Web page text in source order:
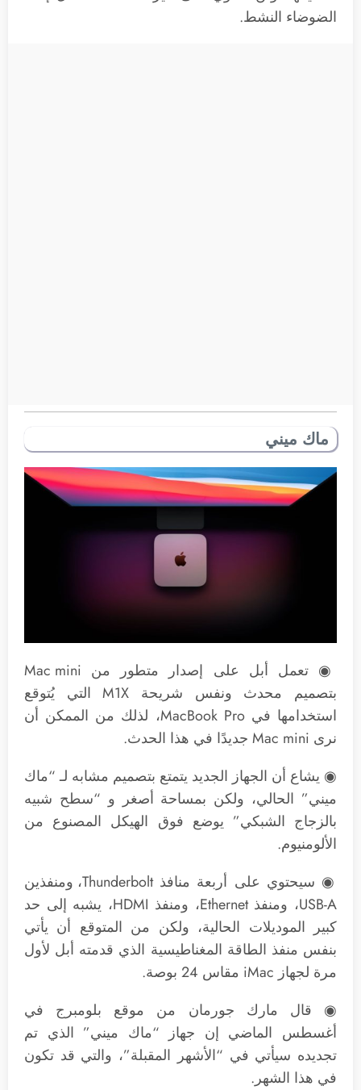
الضوضاء النشط.
ماك ميني
بتصميم محدث ونفس شريحة M1X التي يُتوقع
استخدامها في MacBook Pro، لذلك من الممكن أن
نرى Mac mini‌ جديدًا في هذا الحدث.
◉ يشاع أن الجهاز الجديد يتمتع بتصميم مشابه لـ “ماك
ميني” الحالي، ولكن بمساحة أصغر و “سطح شبيه
بالزجاج الشبكي” يوضع فوق الهيكل المصنوع من
الألومنيوم.
◉ سيحتوي على أربعة منافذ Thunderbolt، ومنفذين
USB-A، ومنفذ Ethernet، ومنفذ HDMI، يشبه إلى حد
كبير الموديلات الحالية، ولكن من المتوقع أن يأتي
بنفس منفذ الطاقة المغناطيسية الذي قدمته أبل لأول
مرة لجهاز iMac مقاس 24 بوصة.
◉ قال مارك جورمان من موقع بلومبرج في
أغسطس الماضي إن جهاز “ماك ميني” الذي تم
تجديده سيأتي في “الأشهر المقبلة”، والتي قد تكون
في هذا الشهر.